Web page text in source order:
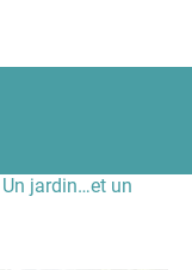
Un jardin…et un